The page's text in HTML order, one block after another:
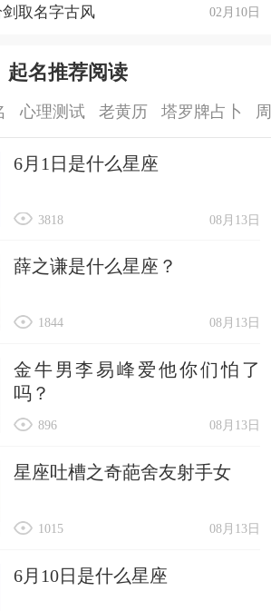
02月10日
取名字古风
起名推荐阅读
心理测试 老黄历 塔罗牌占卜
6月1日是什么星座
08月13日
3818
薛之谦是什么星座？
08月13日
1844
金牛男李易峰爱他你们怕了
吗？
08月13日
896
星座吐槽之奇葩舍友射手女
08月13日
1015
6月10日是什么星座